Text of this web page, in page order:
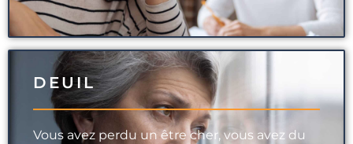
DEUIL
Vous avez perdu un être cher, vous avez du